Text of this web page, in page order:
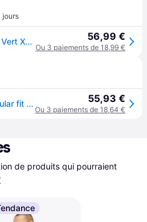
jours
Benlee Hackberry Tracksuit Vert XL Homme 56,99 €
Ou 3 paiements de 18,99 €
Survêtement à capuche regular fit Lonsdale Hackberry - Vert 55,93 €
Ou 3 paiements de 18,64 €
de produits qui pourraient